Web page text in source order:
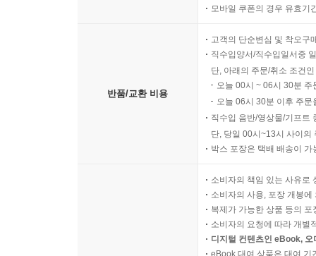
모바일 쿠폰의 경우 유효기
반품/교환 비용
고객의 단순변심 및 착오구
직수입양서/직수입일서중
단, 아래의 주문/취소 조건
오늘 00시 ~ 06시 30분
오늘 06시 30분 이후 주
직수입 음반/영상물/기프트
단, 당일 00시~13시 사이의
박스 포장은 택배 배송이
소비자의 책임 있는 사유로
소비자의 사용, 포장 개봉
복제가 가능한 상품 등의
소비자의 요청에 따라 개별
디지털 컨텐츠인 eBook,